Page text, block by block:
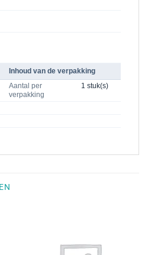
Inhoud van de verpakking
Aantal per
verpakking
1 stuk(s)